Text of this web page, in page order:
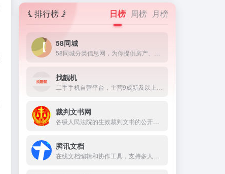
排行榜 日榜 周榜 月榜
58同城
找靓机
裁判文书网
腾讯文档